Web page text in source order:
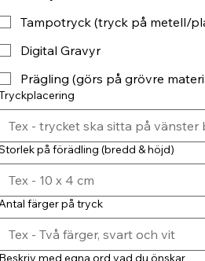
Tampotryck (tryck på metell/
Digital Gravyr
Prägling (görs på grövre
på förädling (bredd & höjd)
färger på tryck
med egna ord vad du önskar